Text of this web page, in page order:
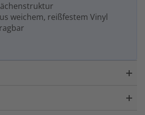
weichem, reißfestem Vinyl